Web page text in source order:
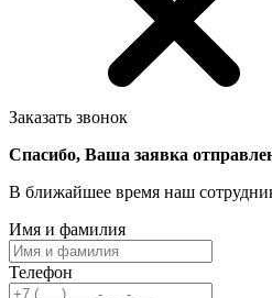
Заказать звонок
Спасибо, Ваша заявка
В ближайшее время наш
Имя и фамилия
Телефон